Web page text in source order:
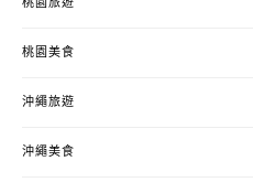
桃園旅遊
桃園美食
沖繩旅遊
沖繩美食